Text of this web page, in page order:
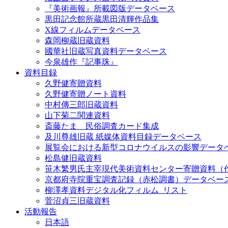
『美術画報』所載図版データベース
黒田記念館所蔵黒田清輝作品集
X線フィルムデータベース
森岡柳蔵旧蔵資料
國華社旧蔵写真資料データベース
今泉雄作『記事珠』
資料目録
久野健寄贈資料
久野健寄贈ノート資料
中村傳三郎旧蔵資料
山下菊二関連資料
斎藤たま 民俗調査カード集成
及川尊雄旧蔵 紙媒体資料目録データベース
展覧会における新型コロナウイルスの影響データ
松島健旧蔵資料
笹木繁男氏主宰現代美術資料センター寄贈資料（
京都府寺院重宝調査記録（赤松調書）データベー
柳澤孝資料デジタル化フィルム_リスト
菅沼貞三旧蔵資料
活動報告
日本語